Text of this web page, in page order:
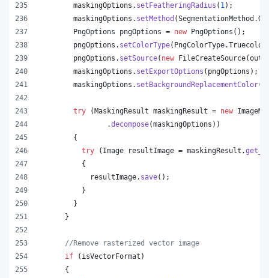
maskingOptions . setFeatheringRadius ( 1 );
maskingOptions . setMethod (SegmentationMethod .
PngOptions
pngOptions = new PngOptions ();
pngOptions . setColorType( PngColorType.
pngOptions . setSource( new FileCreateSource(
maskingOptions . setExportOptions ( pngOptions );
maskingOptions . setBackgroundReplacementColor(
try (MaskingResult maskingResult = new
                .
decompose(maskingOptions ))
        {
try ( Image resultImage = maskingResult .
          {
resultImage. save();
          }
        }
      }
//Remove rasterized vector image
if ( isVectorFormat )
      {